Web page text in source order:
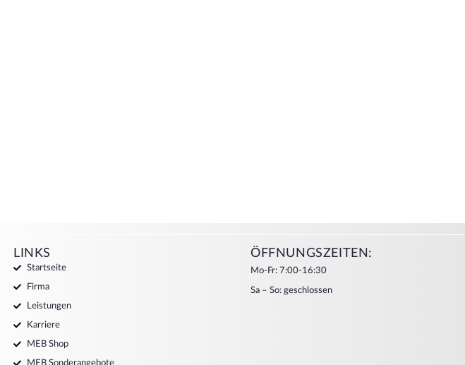
LINKS
Startseite
Firma
Leistungen
Karriere
MEB Shop
ÖFFNUNGSZEITEN:
Mo-Fr: 7:00-16:30
Sa – So: geschlossen